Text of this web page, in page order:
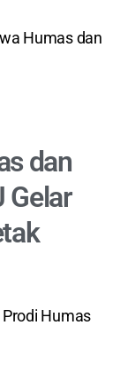
Humas dan
dan
Gelar
Humas